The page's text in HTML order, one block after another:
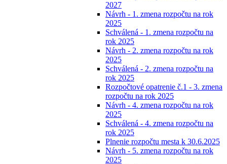
2027
Návrh - 1. zmena rozpočtu na rok
2025
Schválená - 1. zmena rozpočtu na
rok 2025
Návrh - 2. zmena rozpočtu na rok
2025
Schválená - 2. zmena rozpočtu na
rok 2025
Rozpočtové opatrenie č.1 - 3. zmena
rozpočtu na rok 2025
Návrh - 4. zmena rozpočtu na rok
2025
Schválená - 4. zmena rozpočtu na
rok 2025
Plnenie rozpočtu mesta k 30.6.2025
Návrh - 5. zmena rozpočtu na rok
2025